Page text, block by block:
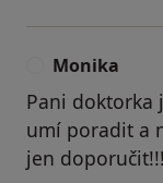
Monika
Pani doktorka
umí poradit a
jen doporučit!!!